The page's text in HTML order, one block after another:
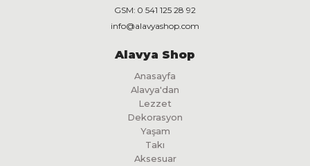
GSM: 0 541 125 28 92
info@alavyashop.com
Alavya Shop
Anasayfa
Alavya'dan
Lezzet
Dekorasyon
Yaşam
Takı
Aksesuar